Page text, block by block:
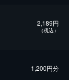
2,189円
（税込）
1,200円分